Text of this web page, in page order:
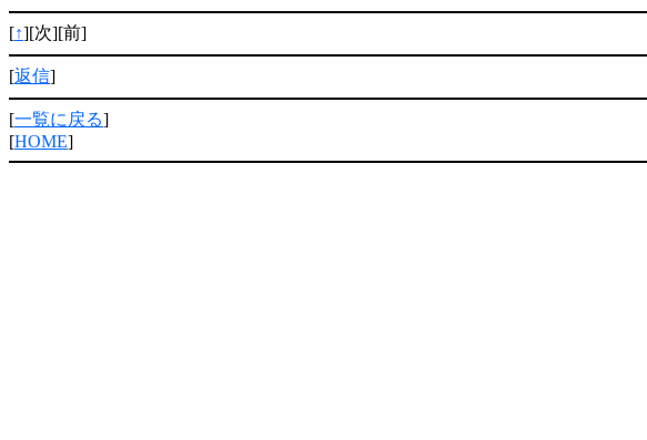
[↑][次][前]
[返信]
[一覧に戻る]
[HOME]